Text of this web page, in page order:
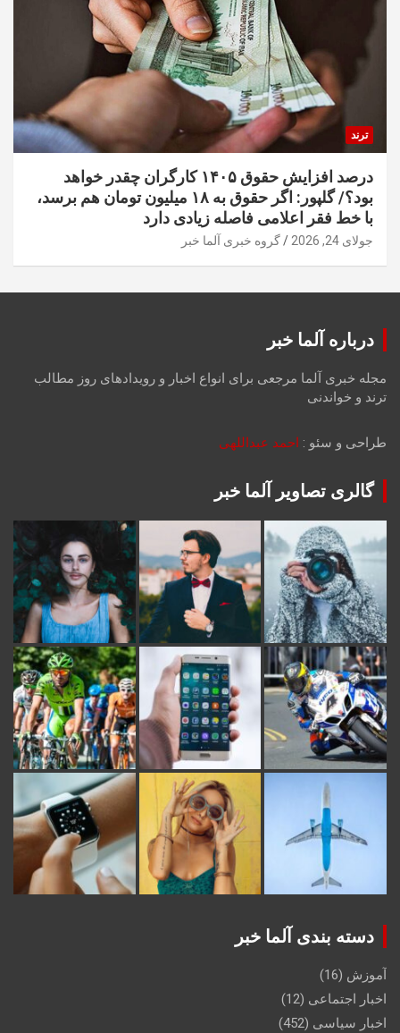
ترند
درصد افزایش حقوق ۱۴۰۵ کارگران چقدر خواهد
بود؟/ گلپور: اگر حقوق به ۱۸ میلیون تومان هم برسد،
با خط فقر اعلامی فاصله زیادی دارد
جولای 24, 2026 گروه خبری آلما خبر
درباره آلما خبر
مجله خبری آلما مرجعی برای انواع اخبار و رویدادهای روز مطالب
ترند و خواندنی
طراحی و سئو : احمد عبداللهی
گالری تصاویر آلما خبر
دسته بندی آلما خبر
آموزش (16)
اخبار اجتماعی (12)
اخبار سیاسی (452)